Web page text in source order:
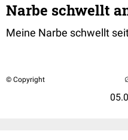
Narbe schwellt
Meine Narbe schwellt
© Copyright